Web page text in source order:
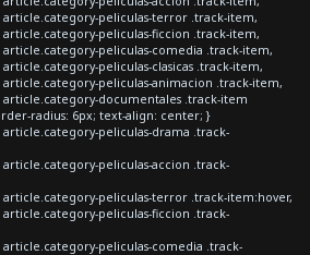
article.category-peliculas-terror .track-item,
peliculas-ficcion .track-item,
peliculas-comedia .track-item,
peliculas-clasicas .track-item,
peliculas-animacion .track-item,
documentales .track-item
radius: 6px; text-align: center; }
peliculas-drama .track-
peliculas-accion .track-
peliculas-terror .track-item:hover,
peliculas-ficcion .track-
peliculas-comedia .track-